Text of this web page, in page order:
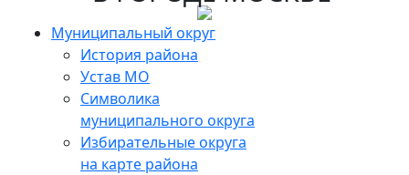
Муниципальный округ
История района
Устав МО
Символика
муниципального округа
Избирательные округа
на карте района